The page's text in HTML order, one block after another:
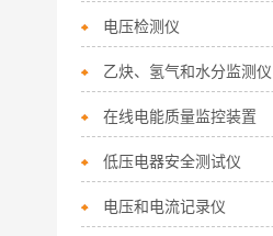
电压检测仪
乙炔、氢气和水分监测仪
在线电能质量监控装置
低压电器安全测试仪
电压和电流记录仪